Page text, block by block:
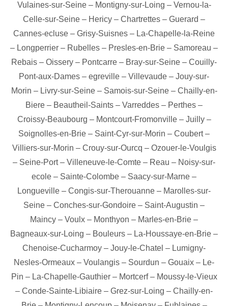
Vulaines-sur-Seine– Montigny-sur-Loing – Vernou-la-
Celle-sur-Seine – Hericy – Chartrettes – Guerard –
Cannes-ecluse – Grisy-Suisnes – La-Chapelle-la-Reine
– Longperrier – Rubelles – Presles-en-Brie – Samoreau –
Rebais – Oissery – Pontcarre – Bray-sur-Seine – Couilly-
Pont-aux-Dames – egreville – Villevaude – Jouy-sur-
Morin – Livry-sur-Seine– Samois-sur-Seine– Chailly-en-
Biere – Beautheil-Saints – Varreddes – Perthes –
Croissy-Beaubourg – Montcourt-Fromonville– Juilly–
Soignolles-en-Brie – Saint-Cyr-sur-Morin – Coubert–
Villiers-sur-Morin – Crouy-sur-Ourcq – Ozouer-le-Voulgis
– Seine-Port– Villeneuve-le-Comte – Reau – Noisy-sur-
ecole – Sainte-Colombe – Saacy-sur-Marne –
Longueville – Congis-sur-Therouanne – Marolles-sur-
Seine – Conches-sur-Gondoire – Saint-Augustin –
Maincy – Voulx – Monthyon – Marles-en-Brie –
Bagneaux-sur-Loing – Bouleurs – La-Houssaye-en-Brie –
Chenoise-Cucharmoy – Jouy-le-Chatel – Lumigny-
Nesles-Ormeaux – Voulangis – Sourdun – Gouaix – Le-
Pin – La-Chapelle-Gauthier– Mortcerf– Moussy-le-Vieux
– Conde-Sainte-Libiaire – Grez-sur-Loing – Chailly-en-